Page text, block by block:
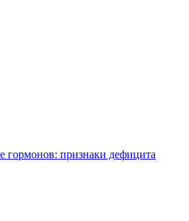
признаки дефицита